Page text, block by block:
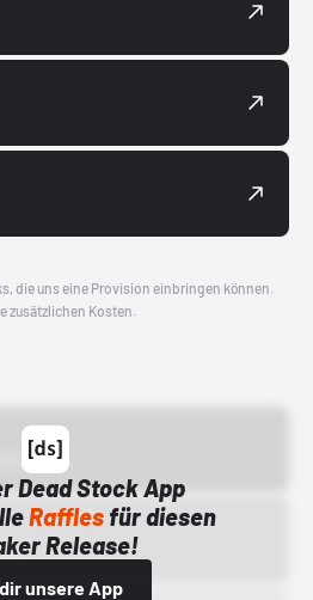
die uns eine Provision einbringen können.
zusätzlichen Kosten.
Dead Stock App
Rafflesfür diesen
Release!
unsere App